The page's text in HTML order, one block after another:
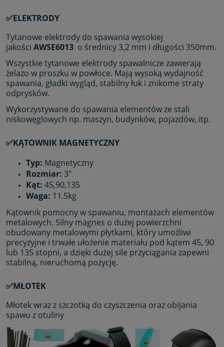
✅ELEKTRODY
Tytanowe elektrody do spawania wysokiej
jakości AWSE6013 o średnicy 3,2 mm i długości 350mm.
Wszystkie tytanowe elektrody spawalnicze zawierają
żelazo w proszku w powłoce. Mają wysoką wydajność
spawania, gładki wygląd, stabilny łuk i znikome straty
odprysków.
Wykorzystywane do spawania elementów ze stali
niskowęglowych np. maszyn, budynków, pojazdów, itp.
✅KĄTOWNIK MAGNETYCZNY
Typ: Magnetyczny
Rozmiar: 3"
Kąt: 45,90,135
Waga: 11.5kg
Kątownik pomocny w spawaniu, montażach elementów
metalowych. Silny magnes o dużej powierzchni
obudowany metalowymi płytkami, który umożliwi
precyzyjne i trwałe ułożenie materiału pod kątem 45, 90
lub 135 stopni, a dzięki dużej sile przyciągania zapewni
stabilną, nieruchomą pozycję.
✅MŁOTEK
Młotek wraz z szczotką do czyszczenia oraz obijania
spawu z otuliny